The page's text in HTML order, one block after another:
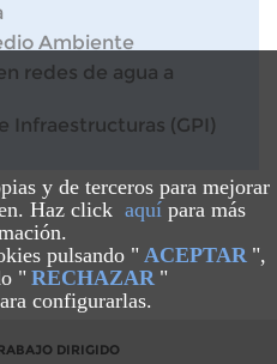
y de terceros para mejorar
Haz click aquípara más
pulsando " ACEPTAR ",
" RECHAZAR "
configurarlas.
Ambiente
redes de agua a
Infraestructuras (GPI)
DIRIGIDO